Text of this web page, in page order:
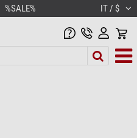
%SALE% IT / $